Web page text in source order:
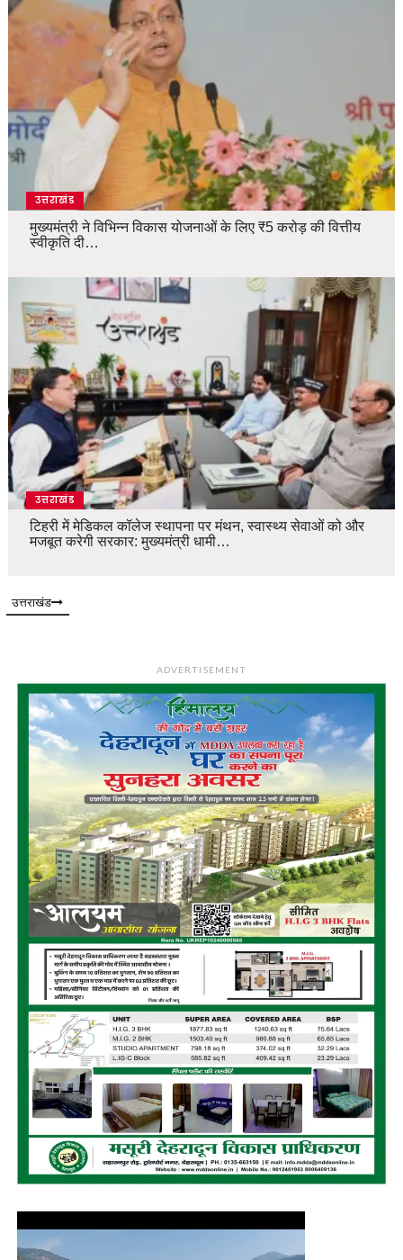
उत्तराखंड
मुख्यमंत्री ने विभिन्न विकास योजनाओं के लिए ₹5 करोड़ की वित्तीय
स्वीकृति दी…
उत्तराखंड
टिहरी में मेडिकल कॉलेज स्थापना पर मंथन, स्वास्थ्य सेवाओं को और
मजबूत करेगी सरकार: मुख्यमंत्री धामी…
उत्तराखंड
ADVERTISEMENT